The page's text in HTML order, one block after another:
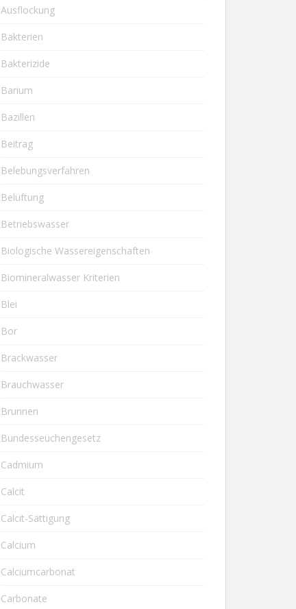
Ausflockung
Bakterien
Bakterizide
Barium
Bazillen
Beitrag
Belebungsverfahren
Belüftung
Betriebswasser
Biologische Wassereigenschaften
Biomineralwasser Kriterien
Blei
Bor
Brackwasser
Brauchwasser
Brunnen
Bundesseuchengesetz
Cadmium
Calcit
Calcit-Sättigung
Calcium
Calciumcarbonat
Carbonate